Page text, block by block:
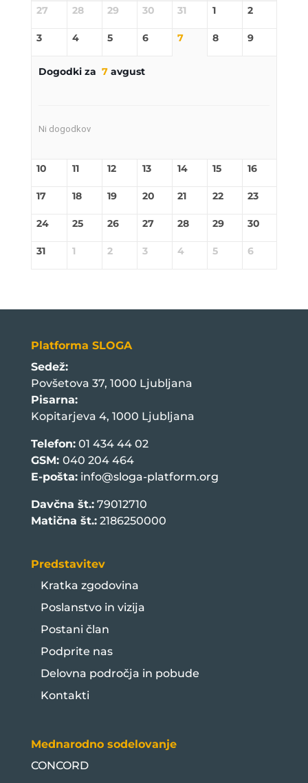
27 28 29 30 31 1 2
3 4 5 6 7 8 9
Dogodki za 7avgust
Ni dogodkov
10 11 12 13 14 15 16
17 18 19 20 21 22 23
24 25 26 27 28 29 30
31 1 2 3 4 5 6
Platforma SLOGA
Sedež:
Povšetova 37, 1000 Ljubljana
Pisarna:
Kopitarjeva 4, 1000 Ljubljana
Telefon:01 434 44 02
GSM: 040 204 464
E-pošta: info@sloga-platform.org
Davčna št.:79012710
Matična št.:2186250000
Predstavitev
Kratka zgodovina
Poslanstvo in vizija
Postani član
Podprite nas
Delovna področja in pobude
Kontakti
Mednarodno sodelovanje
CONCORD